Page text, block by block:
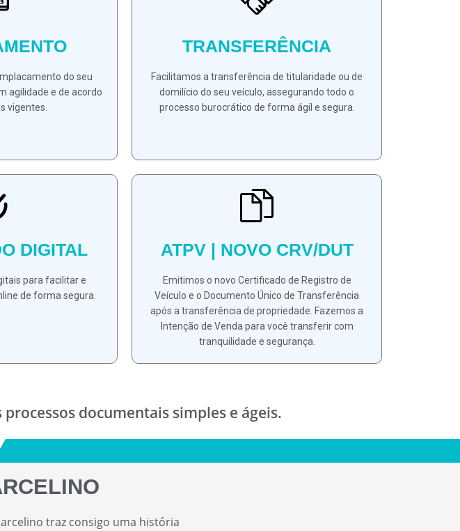
do seu
agilidade e de acordo
vigentes.
TRANSFERÊNCIA
Facilitamos a transferência de titularidade ou de
domilício do seu veículo, assegurando todo o
processo burocrático de forma ágil e segura.
DIGITAL
para facilitar e
de forma segura.
ATPV | NOVO CRV/DUT
Emitimos o novo Certificado de Registro de
Veículo e o Documento Único de Transferência
após a transferência de propriedade. Fazemos a
Intenção de Venda para você transferir com
tranquilidade e segurança.
documentais simples e ágeis.
traz consigo uma história